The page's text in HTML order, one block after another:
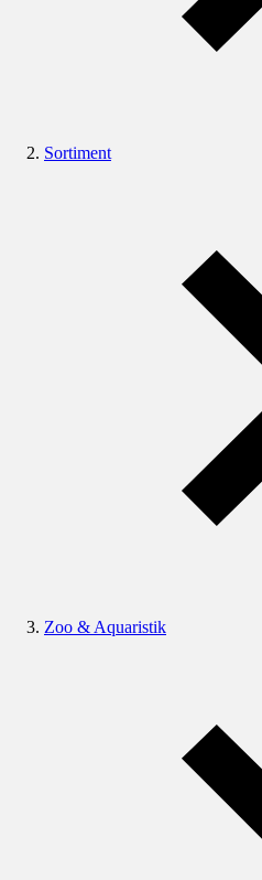
Sortiment
Zoo & Aquaristik